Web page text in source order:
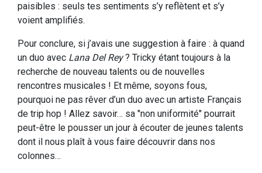
paisibles : seuls tes sentiments s’y reflètent et s’y
voient amplifiés.
Pour conclure, si j’avais une suggestion à faire : à quand
un duo avec Lana Del Rey? Tricky étant toujours à la
recherche de nouveau talents ou de nouvelles
rencontres musicales ! Et même, soyons fous,
pourquoi ne pas rêver d’un duo avec un artiste Français
de trip hop ! Allez savoir… sa "non uniformité" pourrait
peut-être le pousser un jour à écouter de jeunes talents
dont il nous plaît à vous faire découvrir dans nos
colonnes…